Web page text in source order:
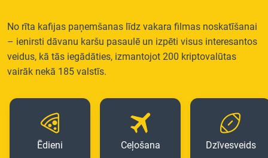
No rīta kafijas paņemšanas līdz vakara filmas noskatīšanai
– ienirsti dāvanu karšu pasaulē un izpēti visus interesantos
veidus, kā tās iegādāties, izmantojot 200 kriptovalūtas
vairāk nekā 185 valstīs.
Ēdieni Ceļošana Dzīvesveids